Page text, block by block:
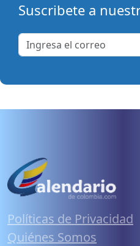
Suscribete a
Políticas de Privacidad
Quiénes Somos